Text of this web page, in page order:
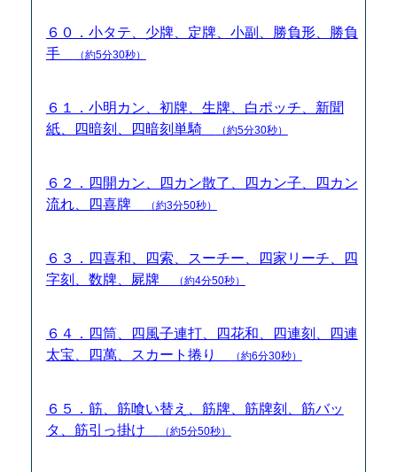
６０．小タテ、少牌、定牌、小副、勝負形、勝負
手
（約5分30秒）
６１．小明カン、初牌、生牌、白ポッチ、新聞
紙、四暗刻、四暗刻単騎
（約5分30秒）
６２．四開カン、四カン散了、四カン子、四カン
流れ、四喜牌
（約3分50秒）
６３．四喜和、四索、スーチー、四家リーチ、四
字刻、数牌、屍牌
（約4分50秒）
６４．四筒、四風子連打、四花和、四連刻、四連
太宝、四萬、スカート捲り
（約6分30秒）
６５．筋、筋喰い替え、筋牌、筋牌刻、筋バッ
タ、筋引っ掛け
（約5分50秒）